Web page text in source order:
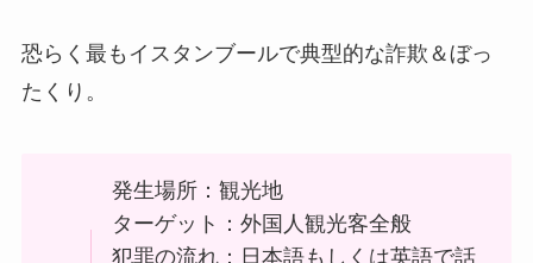
恐らく最もイスタンブールで典型的な詐欺＆ぼっ
たくり。
発生場所：観光地
ターゲット：外国人観光客全般
犯罪の流れ：日本語もしくは英語で話